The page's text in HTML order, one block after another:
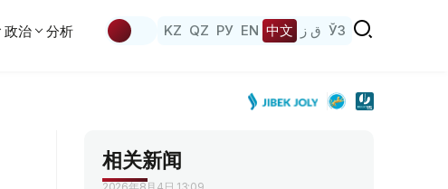
政治 分析 KZ QZ РУ EN 中文 ق ز ЎЗ
相关新闻